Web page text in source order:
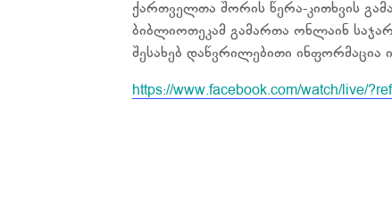
ქართველთა შორის წერა-კითხვის
ბიბლიოთეკამ გამართა ონლაინ
შესახებ დაწვრილებითი
https://www.facebook.com/watch/live/